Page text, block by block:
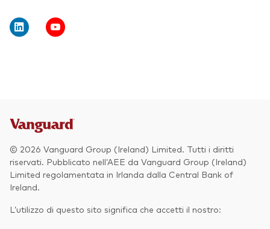
© 2026 Vanguard Group (Ireland) Limited. Tutti i diritti
riservati. Pubblicato nell’AEE da Vanguard Group (Ireland)
Limited regolamentata in Irlanda dalla Central Bank of
Ireland.
L’utilizzo di questo sito significa che accetti il nostro: